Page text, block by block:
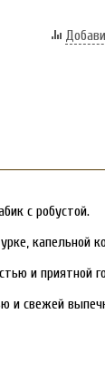
с робустой.
капельной
и приятной
и свежей